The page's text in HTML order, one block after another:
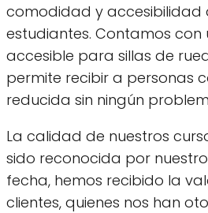
comodidad y accesibilidad
estudiantes. Contamos
accesible para sillas de
permite recibir a personas
reducida sin ningún
La calidad de nuestros
sido reconocida por
fecha, hemos recibido la
clientes, quienes nos han